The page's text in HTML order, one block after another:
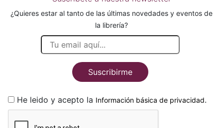
¿Quieres estar al tanto de las últimas novedades y eventos de
la librería?
Suscribirme
He leido y acepto la Información básica de privacidad.